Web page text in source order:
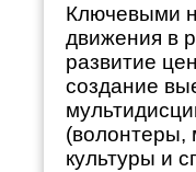
Ключевыми
движения в
развитие
создание
(волонтеры,
культуры и